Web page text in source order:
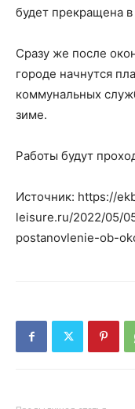
будет прекращена
Сразу же после
городе начнутся
коммунальных
зиме.
Работы будут
Источник: https://
leisure.ru/2022/05/
postanovlenie-ob-